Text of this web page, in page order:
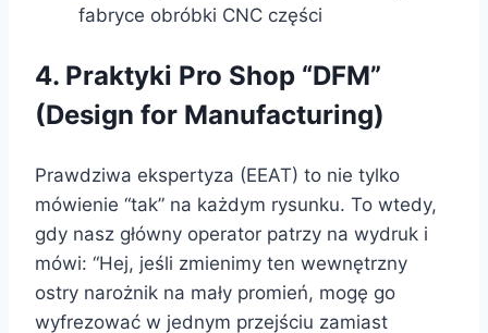
fabryce obróbki CNC części
4. Praktyki Pro Shop “DFM”
(Design for Manufacturing)
Prawdziwa ekspertyza (EEAT) to nie tylko
mówienie “tak” na każdym rysunku. To wtedy,
gdy nasz główny operator patrzy na wydruk i
mówi: “Hej, jeśli zmienimy ten wewnętrzny
ostry narożnik na mały promień, mogę go
wyfrezować w jednym przejściu zamiast